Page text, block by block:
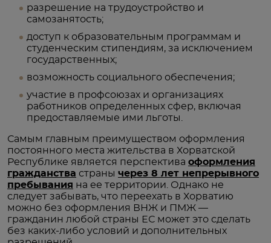
разрешение на трудоустройство и
самозанятость;
доступ к образовательным программам и
студенческим стипендиям, за исключением
государственных;
возможность социального обеспечения;
участие в профсоюзах и организациях
работников определенных сфер, включая
предоставляемые ими льготы.
Самым главным преимуществом оформления
постоянного места жительства в Хорватской
Республике является перспектива оформления
гражданства страны через 8 лет непрерывного
пребывания на ее территории. Однако не
следует забывать, что переехать в Хорватию
можно без оформления ВНЖ и ПМЖ —
гражданин любой страны ЕС может это сделать
без каких-либо условий и дополнительных